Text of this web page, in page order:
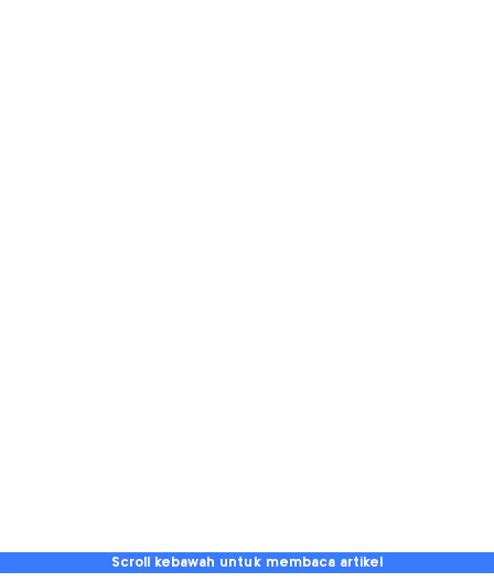
Scroll kebawah untuk membaca artikel